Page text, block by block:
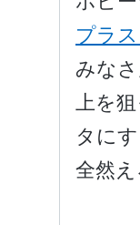
プラ
みな
上を
タに
全然え